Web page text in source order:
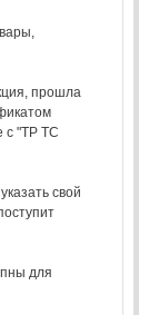
прошла
с "ТР ТС
свой
для